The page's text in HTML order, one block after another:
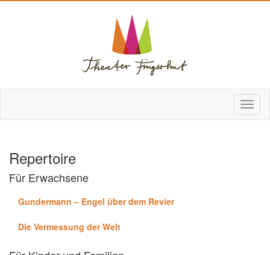
Repertoire
Für Erwachsene
Gundermann – Engel über dem Revier
Die Vermessung der Welt